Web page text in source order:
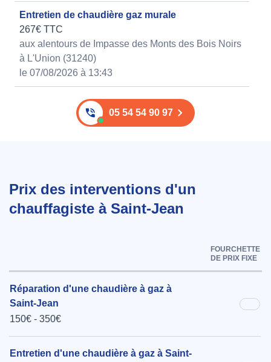
Entretien de chaudière gaz murale
267€ TTC
aux alentours de Impasse des Monts des Bois Noirs
à L'Union (31240)
le 07/08/2026 à 13:43
05 54 54 90 97
Prix des interventions d'un
chauffagiste à Saint-Jean
FOURCHETTE
DE PRIX FIXE
Réparation d'une chaudière à gaz à
Saint-Jean
150€ - 350€
Entretien d'une chaudière à gaz à Saint-